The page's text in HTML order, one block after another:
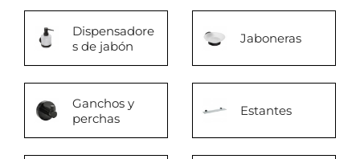
Dispensadore
s de jabón
Jaboneras
Ganchos y
perchas
Estantes